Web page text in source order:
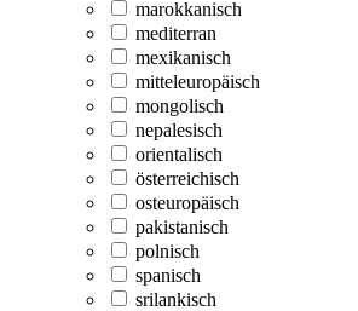
marokkanisch
mediterran
mexikanisch
mitteleuropäisch
mongolisch
nepalesisch
orientalisch
österreichisch
osteuropäisch
pakistanisch
polnisch
spanisch
srilankisch